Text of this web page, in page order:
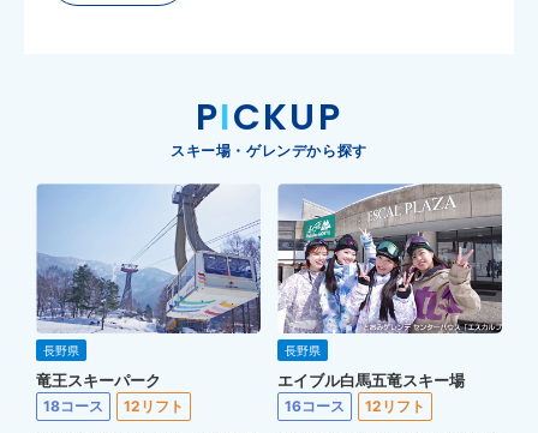
PICKUP
スキー場・ゲレンデから探す
長野県
竜王スキーパーク
18コース 12リフト
長野県
エイブル白馬五竜スキー場
16コース 12リフト